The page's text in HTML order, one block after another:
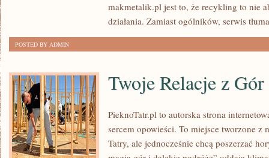
makmetalik.pl jest to, że recykling to nie
działania. Zamiast ogólników, serwis
POSTED BY ADMIN
Twoje Relacje z Gór
PieknoTatr.pl to autorska strona
sercem opowieści. To miejsce tworzone z
Tatry, ale jednocześnie chcą poszerzać